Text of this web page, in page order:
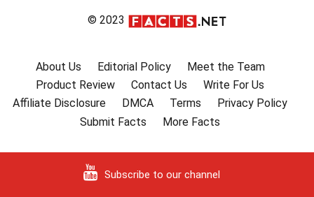
© 2023
About Us Editorial Policy
Meet the Team
Product Review
Contact Us
Write For Us
Affiliate Disclosure
DMCA Terms
Privacy Policy
Submit Facts
More Facts
Subscribe to our channel